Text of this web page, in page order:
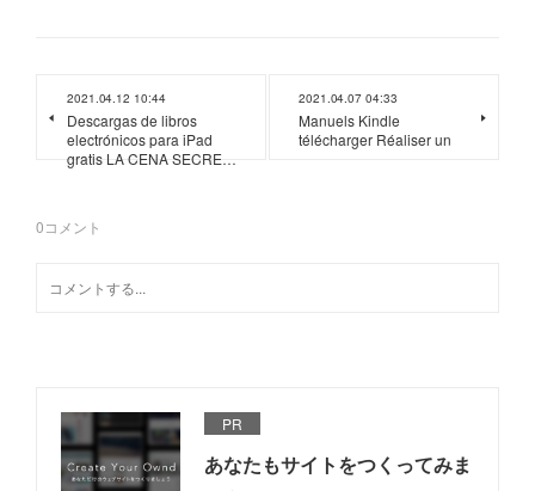
2021.04.12 10:44
Descargas de libros
electrónicos para iPad
gratis LA CENA SECRE…
2021.04.07 04:33
Manuels Kindle
télécharger Réaliser un
0コメント
PR
あなたもサイトをつくってみま